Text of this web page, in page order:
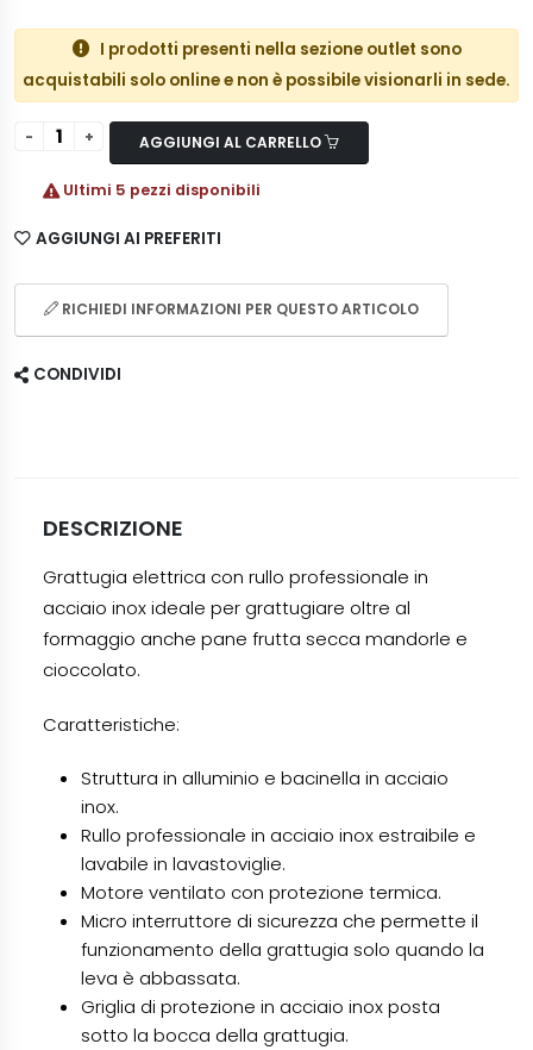
I prodotti presenti nella sezione outlet sono
acquistabili solo online e non è possibile visionarli in sede.
AGGIUNGI AL CARRELLO
Ultimi 5 pezzi disponibili
AGGIUNGI AI PREFERITI
RICHIEDI INFORMAZIONI PER QUESTO ARTICOLO
CONDIVIDI
DESCRIZIONE
Grattugia elettrica con rullo professionale in
acciaio inox ideale per grattugiare oltre al
formaggio anche pane frutta secca mandorle e
cioccolato.
Caratteristiche:
Struttura in alluminio e bacinella in acciaio
inox.
Rullo professionale in acciaio inox estraibile e
lavabile in lavastoviglie.
Motore ventilato con protezione termica.
Micro interruttore di sicurezza che permette il
funzionamento della grattugia solo quando la
leva è abbassata.
Griglia di protezione in acciaio inox posta
sotto la bocca della grattugia.